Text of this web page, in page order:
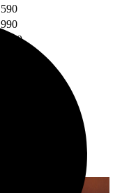
590
990
1190